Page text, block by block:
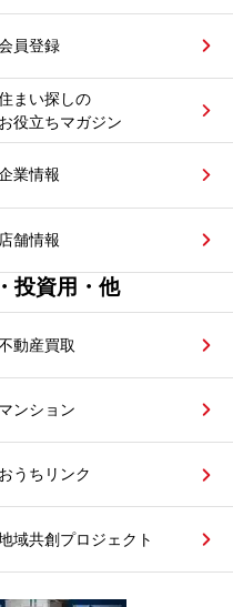
員登録
まい探しの
お役立ちマガジン
業情報
店舗情報
投資用・他
動産買取
マンション
おうちリンク
域共創プロジェクト